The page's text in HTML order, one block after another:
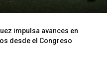
impulsa avances en
desde el Congreso